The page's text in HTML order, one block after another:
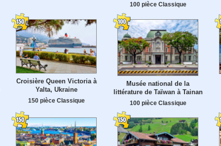
100 pièce Classique
Croisière Queen Victoria à
Yalta, Ukraine
150 pièce Classique
Musée national de la
littérature de Taïwan à Tainan
100 pièce Classique